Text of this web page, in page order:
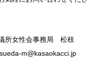
所女性会事務局 松枝
m@kasaokacci.jp